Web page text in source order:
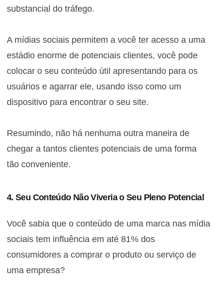
substancial do tráfego.
A mídias sociais permitem a você ter acesso a uma
estádio enorme de potenciais clientes, você pode
colocar o seu conteúdo útil apresentando para os
usuários e agarrar ele, usando isso como um
dispositivo para encontrar o seu site.
Resumindo, não há nenhuma outra maneira de
chegar a tantos clientes potenciais de uma forma
tão conveniente.
4. Seu Conteúdo Não Viveria o Seu Pleno Potencial
Você sabia que o conteúdo de uma marca nas mídia
sociais tem influência em até 81% dos
consumidores a comprar o produto ou serviço de
uma empresa?